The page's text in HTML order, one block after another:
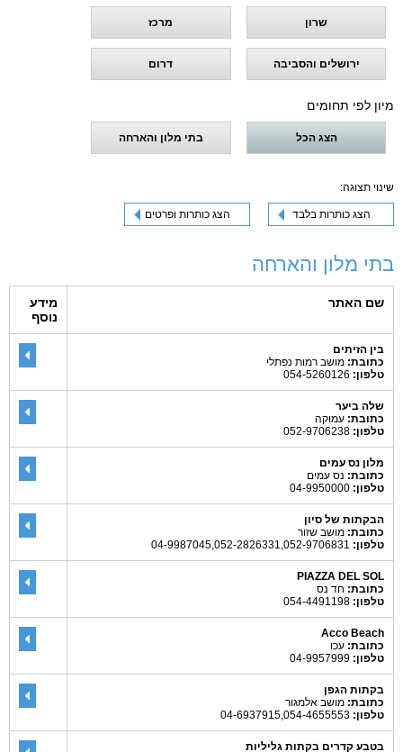
שרון מרכז
ירושלים והסביבה דרום
מיון לפי תחומים
הצג הכל בתי מלון והארחה
שינוי תצוגה:
הצג כותרות בלבד הצג כותרות ופרטים
בתי מלון והארחה
שם האתר
מידע
נוסף
בין הזיתים
כתובת: מושב רמות נפתלי
טלפון:
שלה ביער
כתובת: עמוקה
טלפון:
מלון נס עמים
כתובת: נס עמים
טלפון:
הבקתות של סיון
כתובת: מושב שזור
טלפון:
PIAZZA DEL SOL
כתובת: חד נס
טלפון:
Acco Beach
כתובת: עכו
טלפון:
בקתות הגפן
כתובת: מושב אלמגור
טלפון:
בטבע קדרים בקתות גליליות